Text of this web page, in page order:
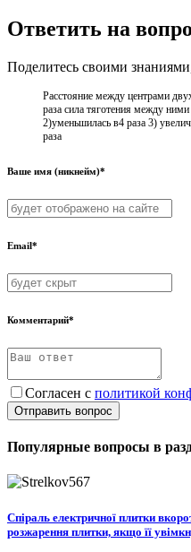
Ответить на
Поделитесь своими
Расстояние между центрами
раза сила тяготения между
2)уменьшилась в4 раза 3)
раза
Ваше имя (никнейм)*
Email*
Комментарий*
Согласен с политикой
Отправить вопрос
Популярные вопросы в
Спіраль електричної плитки
розжарення плитки, якщо її